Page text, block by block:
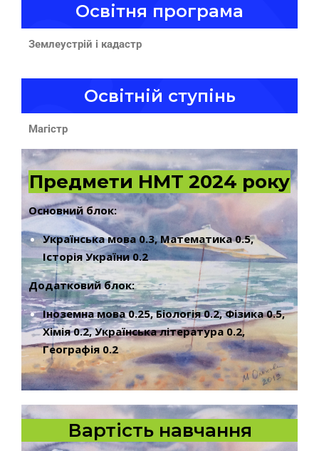
Освітня програма
Землеустрій і кадастр
Освітній ступінь
Магістр
Предмети НМТ 2024 року
Основний блок:
Українська мова 0.3,Математика 0.5,
Історія України 0.2
Додатковий блок:
Іноземна мова 0.25, Біологія 0.2, Фізика 0.5,
Хімія 0.2, Українська література 0.2,
Географія 0.2
Вартість навчання